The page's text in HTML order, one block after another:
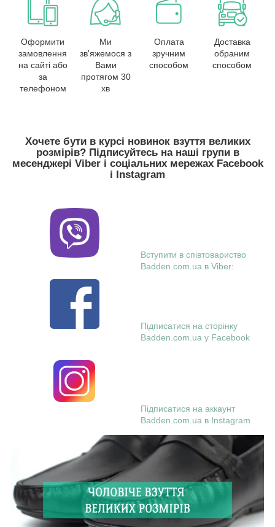
Оформити
замовлення
на сайті або
за
телефоном
Ми
зв'яжемося з
Вами
протягом 30
хв
Оплата
зручним
способом
Доставка
обраним
способом
Хочете бути в курсі новинок взуття великих
розмірів? Підписуйтесь на наші групи в
месенджері Viber і соціальних мережах Facebook
і Instagram
Вступити в співтовариство
Badden.com.ua в Viber:
Підписатися на сторінку
Badden.com.ua у Facebook
Підписатися на аккаунт
Badden.com.ua в Instagram